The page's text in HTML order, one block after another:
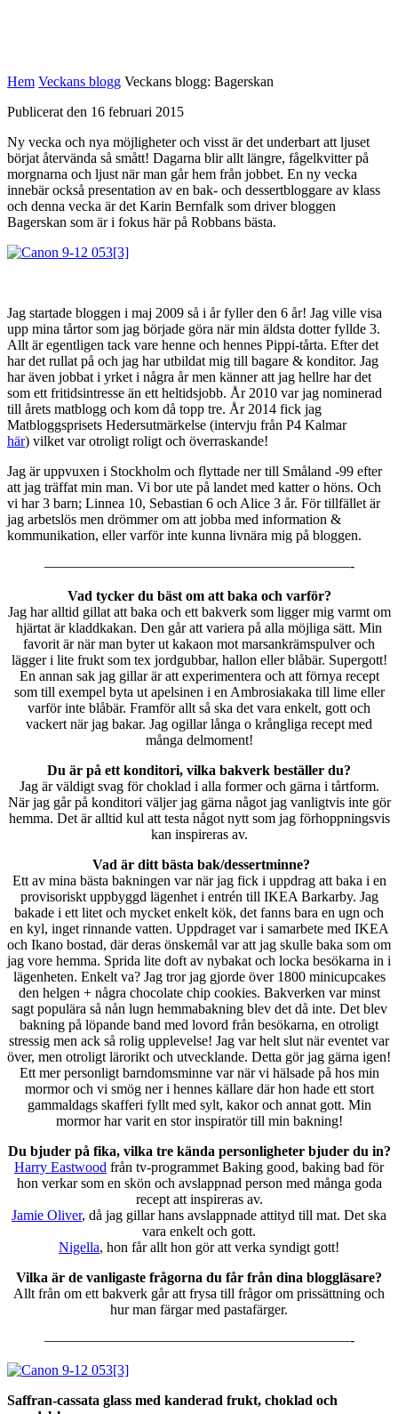
Hem Veckans blogg Veckans blogg: Bagerskan
Publicerat den 16 februari 2015
Ny vecka och nya möjligheter och visst är det underbart att ljuset
börjat återvända så smått! Dagarna blir allt längre, fågelkvitter på
morgnarna och ljust när man går hem från jobbet. En ny vecka
innebär också presentation av en bak- och dessertbloggare av klass
och denna vecka är det Karin Bernfalk som driver bloggen
Bagerskan som är i fokus här på Robbans bästa.
Jag startade bloggen i maj 2009 så i år fyller den 6 år! Jag ville visa
upp mina tårtor som jag började göra när min äldsta dotter fyllde 3.
Allt är egentligen tack vare henne och hennes Pippi-tårta. Efter det
har det rullat på och jag har utbildat mig till bagare & konditor. Jag
har även jobbat i yrket i några år men känner att jag hellre har det
som ett fritidsintresse än ett heltidsjobb. År 2010 var jag nominerad
till årets matblogg och kom då topp tre. År 2014 fick jag
Matbloggsprisets Hedersutmärkelse (intervju från P4 Kalmar
här) vilket var otroligt roligt och överraskande!
Jag är uppvuxen i Stockholm och flyttade ner till Småland -99 efter
att jag träffat min man. Vi bor ute på landet med katter o höns. Och
vi har 3 barn; Linnea 10, Sebastian 6 och Alice 3 år. För tillfället är
jag arbetslös men drömmer om att jobba med information &
kommunikation, eller varför inte kunna livnära mig på bloggen.
—————————————————————–-
Vad tycker du bäst om att baka och varför?
Jag har alltid gillat att baka och ett bakverk som ligger mig varmt om
hjärtat är kladdkakan. Den går att variera på alla möjliga sätt. Min
favorit är när man byter ut kakaon mot marsankrämspulver och
lägger i lite frukt som tex jordgubbar, hallon eller blåbär. Supergott!
En annan sak jag gillar är att experimentera och att förnya recept
som till exempel byta ut apelsinen i en Ambrosiakaka till lime eller
varför inte blåbär. Framför allt så ska det vara enkelt, gott och
vackert när jag bakar. Jag ogillar långa o krångliga recept med
många delmoment!
Du är på ett konditori, vilka bakverk beställer du?
Jag är väldigt svag för choklad i alla former och gärna i tårtform.
När jag går på konditori väljer jag gärna något jag vanligtvis inte gör
hemma. Det är alltid kul att testa något nytt som jag förhoppningsvis
kan inspireras av.
Vad är ditt bästa bak/dessertminne?
Ett av mina bästa bakningen var när jag fick i uppdrag att baka i en
provisoriskt uppbyggd lägenhet i entrén till IKEA Barkarby. Jag
bakade i ett litet och mycket enkelt kök, det fanns bara en ugn och
en kyl, inget rinnande vatten. Uppdraget var i samarbete med IKEA
och Ikano bostad, där deras önskemål var att jag skulle baka som om
jag vore hemma. Sprida lite doft av nybakat och locka besökarna in i
lägenheten. Enkelt va? Jag tror jag gjorde över 1800 minicupcakes
den helgen + några chocolate chip cookies. Bakverken var minst
sagt populära så nån lugn hemmabakning blev det då inte. Det blev
bakning på löpande band med lovord från besökarna, en otroligt
stressig men ack så rolig upplevelse! Jag var helt slut när eventet var
över, men otroligt lärorikt och utvecklande. Detta gör jag gärna igen!
Ett mer personligt barndomsminne var när vi hälsade på hos min
mormor och vi smög ner i hennes källare där hon hade ett stort
gammaldags skafferi fyllt med sylt, kakor och annat gott. Min
mormor har varit en stor inspiratör till min bakning!
Du bjuder på fika, vilka tre kända personligheter bjuder du in?
Harry Eastwood från tv-programmet Baking good, baking bad för
hon verkar som en skön och avslappnad person med många goda
recept att inspireras av.
Jamie Oliver, då jag gillar hans avslappnade attityd till mat. Det ska
vara enkelt och gott.
Nigella, hon får allt hon gör att verka syndigt gott!
Vilka är de vanligaste frågorna du får från dina bloggläsare?
Allt från om ett bakverk går att frysa till frågor om prissättning och
hur man färgar med pastafärger.
—————————————————————–-
Saffran-cassata glass med kanderad frukt, choklad och